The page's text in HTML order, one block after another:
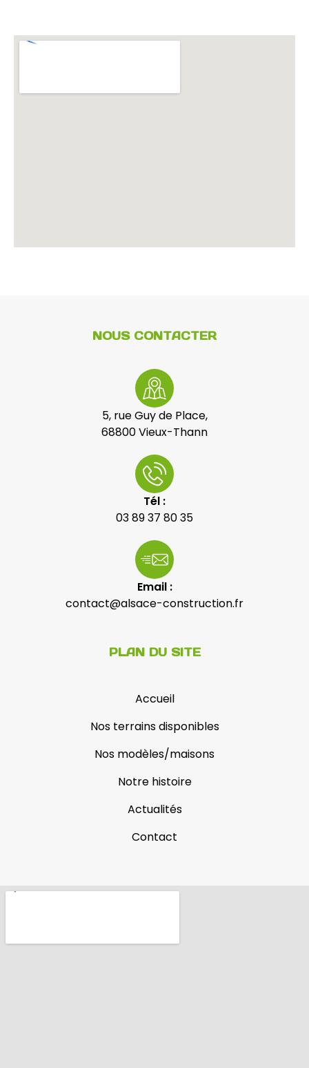
NOUS CONTACTER
5, rue Guy de Place,
68800 Vieux-Thann
Tél :
03 89 37 80 35
Email :
contact@alsace-construction.fr
PLAN DU SITE
Accueil
Nos terrains disponibles
Nos modèles/maisons
Notre histoire
Actualités
Contact